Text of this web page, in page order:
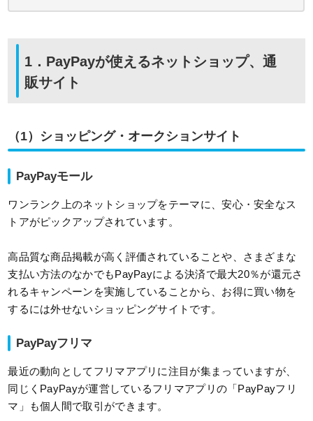
1．PayPayが使えるネットショップ、通
販サイト
（1）ショッピング・オークションサイト
PayPayモール
ワンランク上のネットショップをテーマに、安心・安全なス
トアがピックアップされています。
高品質な商品掲載が高く評価されていることや、さまざまな
支払い方法のなかでもPayPayによる決済で最大20％が還元さ
れるキャンペーンを実施していることから、お得に買い物を
するには外せないショッピングサイトです。
PayPayフリマ
最近の動向としてフリマアプリに注目が集まっていますが、
同じくPayPayが運営しているフリマアプリの「PayPayフリ
マ」も個人間で取引ができます。